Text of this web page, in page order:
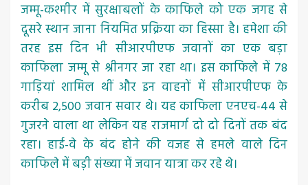
जम्मू-कश्मीर में सुरक्षाबलों के काफिले को एक जगह से
दूसरे स्थान जाना नियमित प्रक्रिया का हिस्सा है। हमेशा की
तरह इस दिन भी सीआरपीएफ जवानों का एक बड़ा
काफिला जम्मू से श्रीनगर जा रहा था। इस काफिले में 78
गाड़ियां शामिल थीं और इन वाहनों में सीआरपीएफ के
करीब 2,500 जवान सवार थे। यह काफिला एनएच-44 से
गुजरने वाला था लेकिन यह राजमार्ग दो दो दिनों तक बंद
रहा। हाई-वे के बंद होने की वजह से हमले वाले दिन
काफिले में बड़ी संख्या में जवान यात्रा कर रहे थे।